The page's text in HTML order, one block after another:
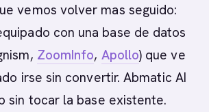
vemos volver mas seguido:
con una base de datos
ZoomInfo, Apollo) que ve
irse sin convertir. Abmatic AI
sin tocar la base existente.